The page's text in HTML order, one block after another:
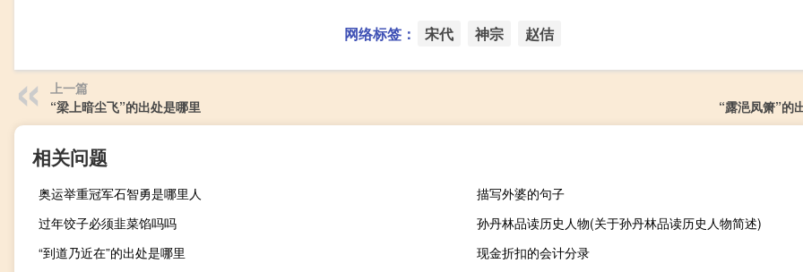
网络标签： 宋代 神宗 赵佶
上一篇
“梁上暗尘飞”的出处是哪里
“露浥凤箫”的
相关问题
奥运举重冠军石智勇是哪里人
描写外婆的句子
过年饺子必须韭菜馅吗吗
孙丹林品读历史人物(关于孙丹林品读历史人物简述)
“到道乃近在”的出处是哪里
现金折扣的会计分录